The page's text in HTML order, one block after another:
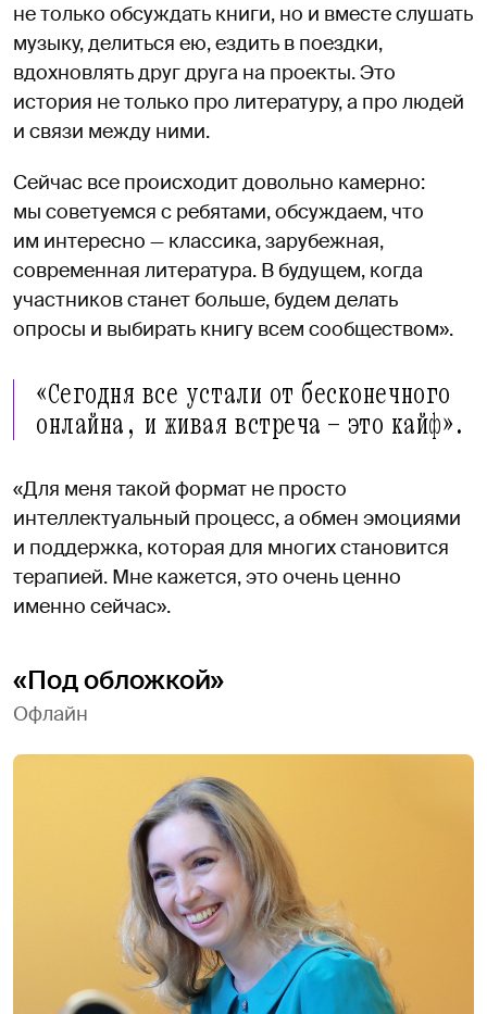
не только обсуждать книги, но и вместе слушать
музыку, делиться ею, ездить в поездки,
вдохновлять друг друга на проекты. Это
история не только про литературу, а про людей
и связи между ними.
Сейчас все происходит довольно камерно:
мы советуемся с ребятами, обсуждаем, что
им интересно — классика, зарубежная,
современная литература. В будущем, когда
участников станет больше, будем делать
опросы и выбирать книгу всем сообществом».
«Сегодня все устали от бесконечного
онлайна, и живая встреча — это кайф».
«Для меня такой формат не просто
интеллектуальный процесс, а обмен эмоциями
и поддержка, которая для многих становится
терапией. Мне кажется, это очень ценно
именно сейчас».
«Под обложкой»
Офлайн